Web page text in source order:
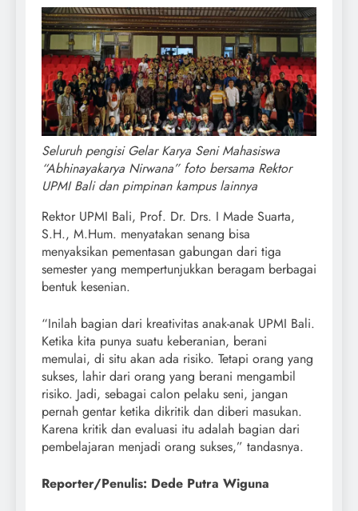
Seluruh pengisi Gelar Karya Seni Mahasiswa
“Abhinayakarya Nirwana” foto bersama Rektor
UPMI Bali dan pimpinan kampus lainnya
Rektor UPMI Bali, Prof. Dr. Drs. I Made Suarta,
S.H., M.Hum. menyatakan senang bisa
menyaksikan pementasan gabungan dari tiga
semester yang mempertunjukkan beragam berbagai
bentuk kesenian.
“Inilah bagian dari kreativitas anak-anak UPMI Bali.
Ketika kita punya suatu keberanian, berani
memulai, di situ akan ada risiko. Tetapi orang yang
sukses, lahir dari orang yang berani mengambil
risiko. Jadi, sebagai calon pelaku seni, jangan
pernah gentar ketika dikritik dan diberi masukan.
Karena kritik dan evaluasi itu adalah bagian dari
pembelajaran menjadi orang sukses,” tandasnya.
Reporter/Penulis: Dede Putra Wiguna